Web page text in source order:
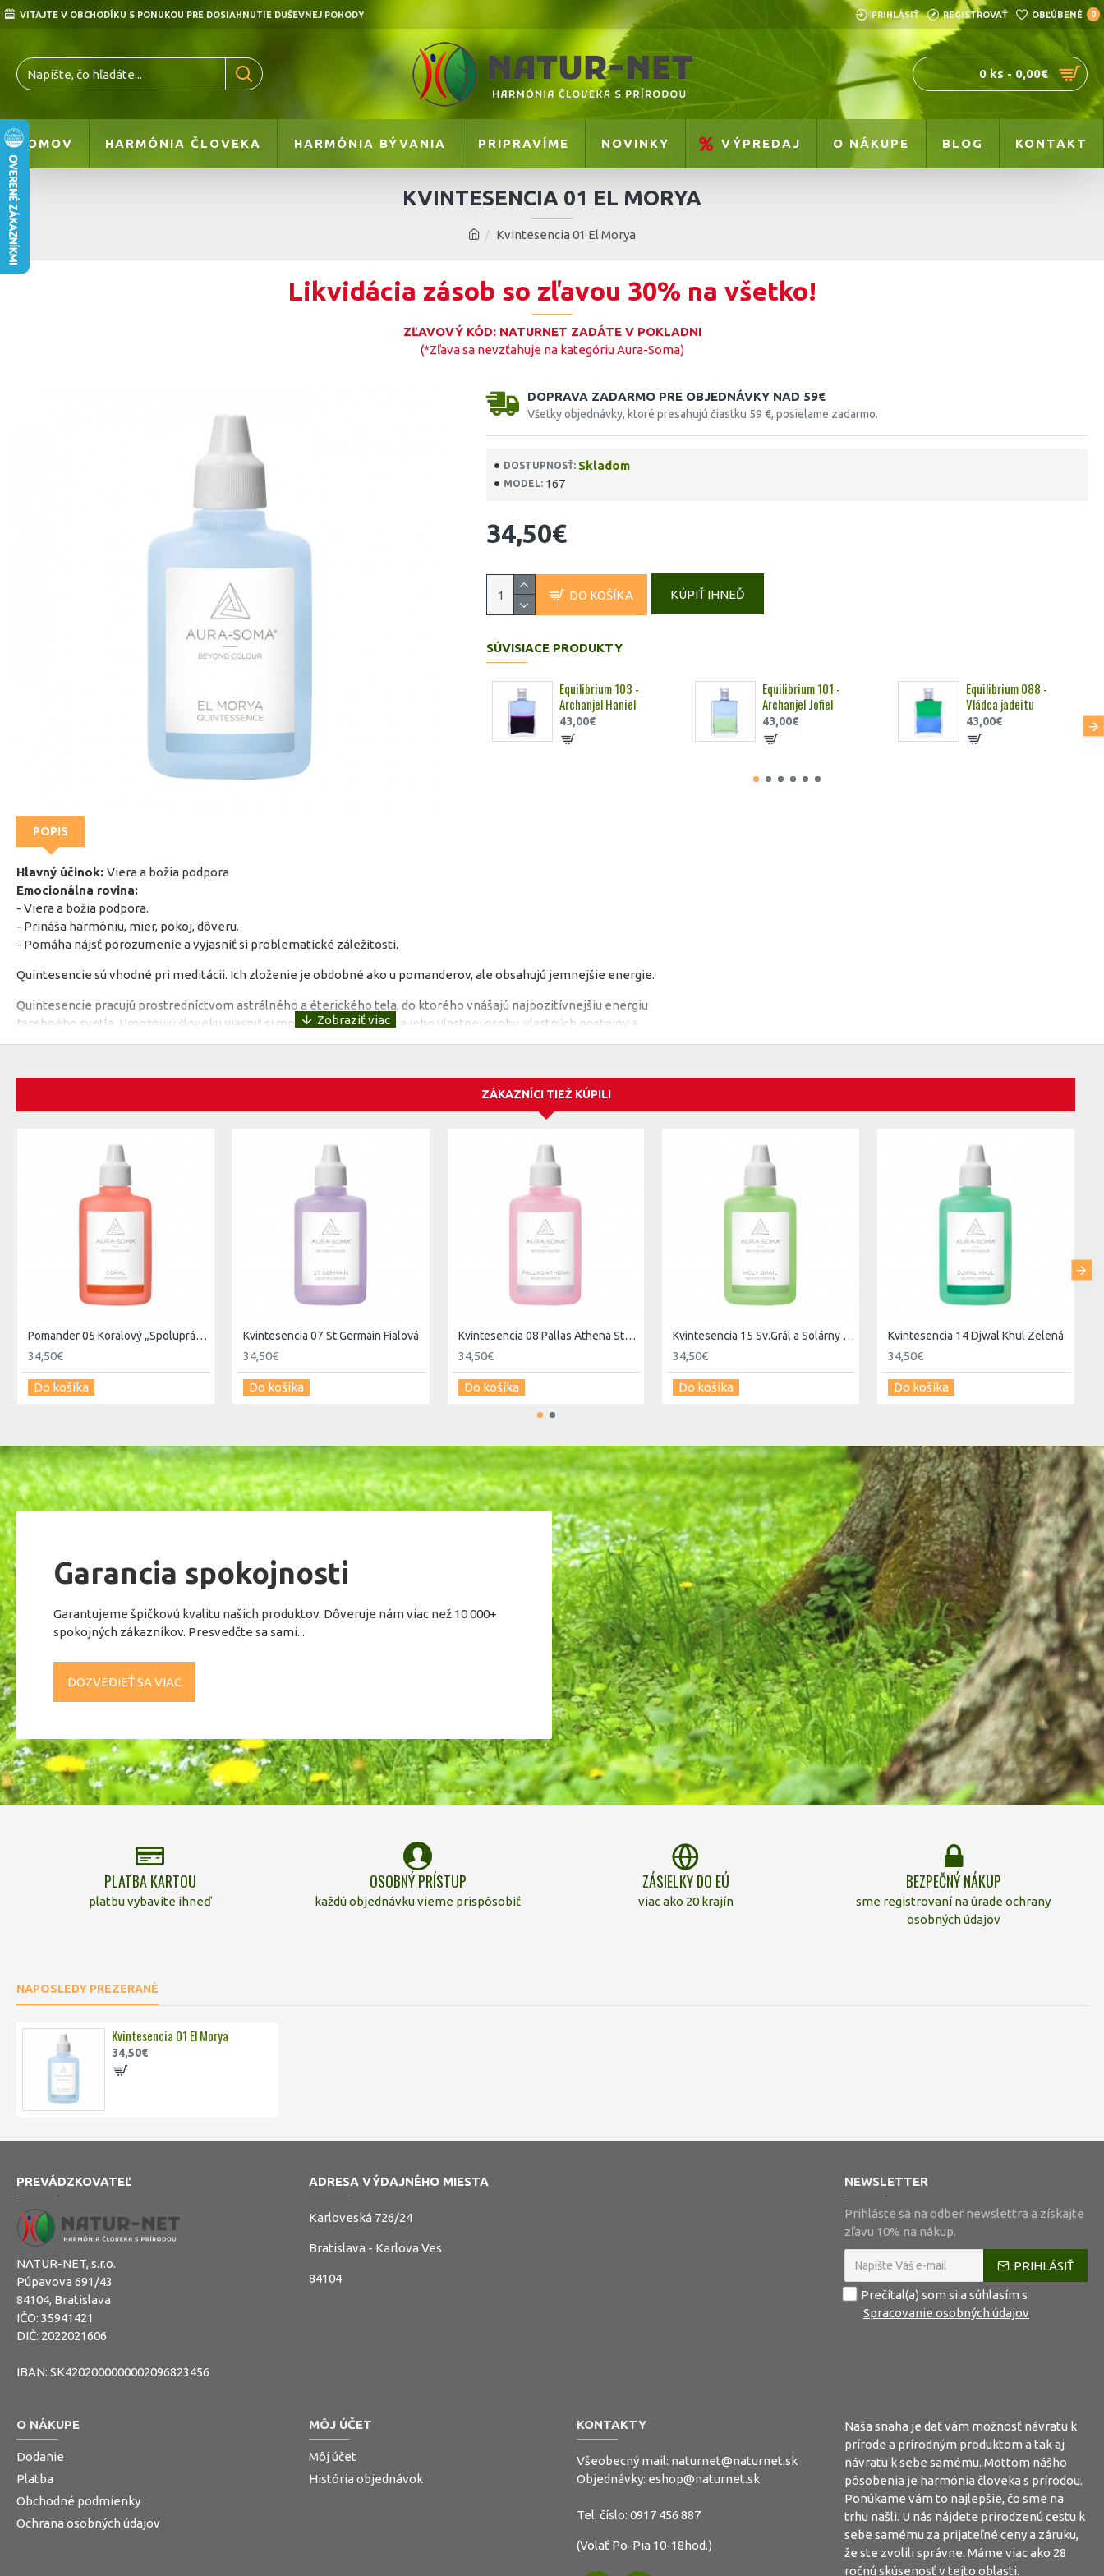
VITAJTE V OBCHODÍKU S PONUKOU PRE DOSIAHNUTIE DUŠEVNEJ POHODY PRIHLÁSIŤ REGISTROVAŤ OBĽÚBENÉ 0
0 ks - 0,00€
DOMOV HARMÓNIA ČLOVEKA HARMÓNIA BÝVANIA PRIPRAVÍME NOVINKY VÝPREDAJ O NÁKUPE BLOG KONTAKT
Kvintesencia 01 El Morya
KVINTESENCIA 01 EL MORYA
Likvidácia zásob so zľavou 30% na všetko!
ZĽAVOVÝ KÓD: NATURNET ZADÁTE V POKLADNI
(*Zľava sa nevzťahuje na kategóriu Aura-Soma)
DOPRAVA ZADARMO PRE OBJEDNÁVKY NAD 59€
Všetky objednávky, ktoré presahujú čiastku 59 €, posielame zadarmo.
DOSTUPNOSŤ: Skladom
MODEL: 167
34,50€
DO KOŠÍKA KÚPIŤ IHNEĎ
SÚVISIACE PRODUKTY
Equilibrium 103 -
Archanjel Haniel
43,00€
Equilibrium 101 -
Archanjel Jofiel
43,00€
Equilibrium 088 -
Vládca jadeitu
43,00€
POPIS
Hlavný účinok: Viera a božia podpora
Emocionálna rovina:
- Viera a božia podpora.
- Prináša harmóniu, mier, pokoj, dôveru.
- Pomáha nájsť porozumenie a vyjasniť si problematické záležitosti.
Quintesencie sú vhodné pri meditácii. Ich zloženie je obdobné ako u pomanderov, ale obsahujú jemnejšie energie.
Quintesencie pracujú prostredníctvom astrálného a éterického tela, do ktorého vnášajú najpozitívnejšiu energiu
farebného svetla. Umožňujú človeku ujasniť si mnohé veci týkajúce sa jeho vlastnej osoby, vlastných postojov a
návykov. Ich farby môžeme pociťovať harmonicky bez akýchkoľvek bariér. Prinášajú podporu v čase zmien,
Sú určené zvlášť pre ľudí, ktorí potrebujú veľmi pomôcť. Dokážu pracovať so všetkými aspektami bytosti a to na veľmi
zápästie, pravým premiešame a potom jemnými pohybmi vnášame po jednotlivých čakrách do aury.
ZÁKAZNÍCI TIEŽ KÚPILI
Pomander 05 Koralový „Spolupráca a múdrosť v láske“
34,50€
Do košíka
Kvintesencia 07 St.Germain Fialová
34,50€
Do košíka
Kvintesencia 08 Pallas Athena Staroružová
34,50€
Do košíka
Kvintesencia 15 Sv.Grál a Solárny Logos Svetlo olivová
34,50€
Do košíka
Kvintesencia 14 Djwal Khul Zelená
34,50€
Do košíka
Garancia spokojnosti
Garantujeme špičkovú kvalitu našich produktov. Dôveruje nám viac než 10 000+
spokojných zákazníkov. Presvedčte sa sami...
DOZVEDIEŤ SA VIAC
PLATBA KARTOU
platbu vybavíte ihneď
OSOBNÝ PRÍSTUP
každú objednávku vieme prispôsobiť
ZÁSIELKY DO EÚ
viac ako 20 krajín
BEZPEČNÝ NÁKUP
sme registrovaní na úrade ochrany
osobných údajov
NAPOSLEDY PREZERANÉ
Kvintesencia 01 El Morya
34,50€
PREVÁDZKOVATEĽ
NATUR-NET, s.r.o.
Púpavova 691/43
84104, Bratislava
IČO: 35941421
DIČ: 2022021606
IBAN: SK4202000000002096823456
ADRESA VÝDAJNÉHO MIESTA
Karloveská 726/24
Bratislava - Karlova Ves
84104
NEWSLETTER
Prihláste sa na odber newslettra a získajte
zľavu 10% na nákup.
PRIHLÁSIŤ
Prečítal(a) som si a súhlasím s
Spracovanie osobných údajov
O NÁKUPE
Dodanie
Platba
Obchodné podmienky
Ochrana osobných údajov
MÔJ ÚČET
Môj účet
História objednávok
KONTAKTY
Všeobecný mail: naturnet@naturnet.sk
Objednávky: eshop@naturnet.sk
Tel. číslo: 0917 456 887
(Volať Po-Pia 10-18hod.)
Naša snaha je dať vám možnosť návratu k
prírode a prírodným produktom a tak aj
návratu k sebe samému. Mottom nášho
pôsobenia je harmónia človeka s prírodou.
Ponúkame vám to najlepšie, čo sme na
trhu našli. U nás nájdete prirodzenú cestu k
sebe samému za prijateľné ceny a záruku,
že ste zvolili správne. Máme viac ako 28
ročnú skúsenosť v tejto oblasti.